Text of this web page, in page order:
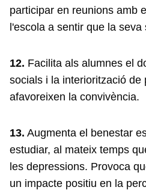
participar en reunions amb
l'escola a sentir que la seva
12. Facilita als alumnes el
socials i la interiorització de
afavoreixen la convivència.
13. Augmenta el benestar
estudiar, al mateix temps
les depressions. Provoca
un impacte positiu en la